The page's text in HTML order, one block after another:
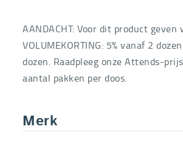
AANDACHT: Voor dit product geven
VOLUMEKORTING: 5% vanaf 2
dozen. Raadpleeg onze Attends-
aantal pakken per doos.
Merk